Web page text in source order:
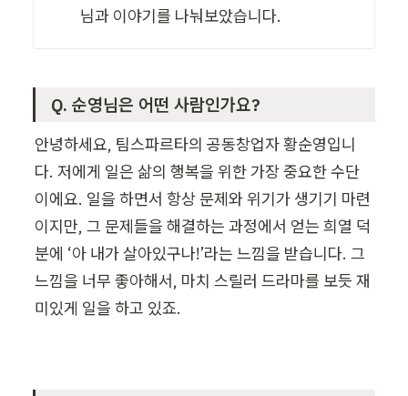
님과 이야기를 나눠보았습니다.
Q. 순영님은 어떤 사람인가요?
안녕하세요, 팀스파르타의 공동창업자 황순영입니
다. 저에게 일은 삶의 행복을 위한 가장 중요한 수단
이에요. 일을 하면서 항상 문제와 위기가 생기기 마련
이지만, 그 문제들을 해결하는 과정에서 얻는 희열 덕
분에 ‘아 내가 살아있구나!’라는 느낌을 받습니다. 그
느낌을 너무 좋아해서, 마치 스릴러 드라마를 보듯 재
미있게 일을 하고 있죠.